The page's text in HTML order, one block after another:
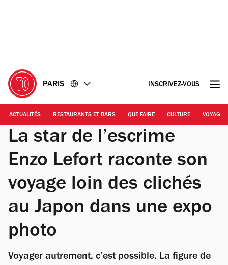
PARIS INSCRIVEZ-VOUS
ACTUALITÉS RESTAURANTS ET BARS QUE FAIRE CULTURE VOYAGE
La star de l’escrime
Enzo Lefort raconte son
voyage loin des clichés
au Japon dans une expo
photo
Voyager autrement, c’est possible. La figure de